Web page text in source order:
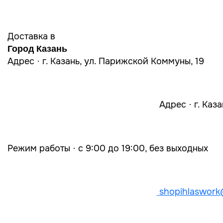
Доставка в
Город Казань
Адрес · г. Казань, ул. Парижской Коммуны, 19
Адрес · г.
Режим работы · с 9:00 до 19:00, без выходных